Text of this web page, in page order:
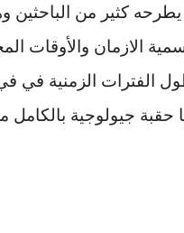
كثير من الباحثين
الازمان والأوقات
الفترات الزمنية في
حقبة جيولوجية بالكامل